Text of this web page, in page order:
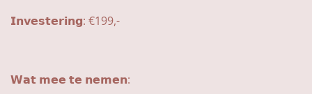
𝗜𝗻𝘃𝗲𝘀𝘁𝗲𝗿𝗶𝗻𝗴: €199,-
𝗪𝗮𝘁 𝗺𝗲𝗲 𝘁𝗲 𝗻𝗲𝗺𝗲𝗻: